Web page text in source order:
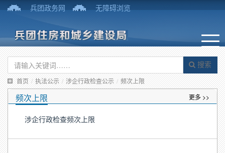
兵团政务网 无障碍浏览
搜索
首页 / 执法公示 / 涉企行政检查公示 / 频次上限
频次上限 更多 >>
涉企行政检查频次上限